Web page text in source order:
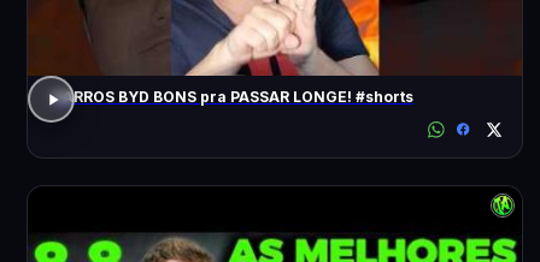
CARROS BYD BONS pra PASSAR LONGE! #shorts